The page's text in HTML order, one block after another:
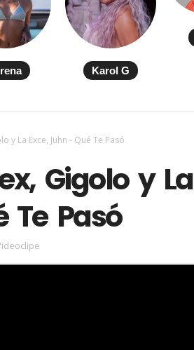
Karol G
y La Exce, Juhn - Qué Te Pasó
Gigolo y La
Te Pasó